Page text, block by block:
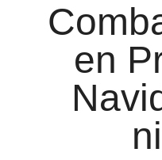
consejos
en